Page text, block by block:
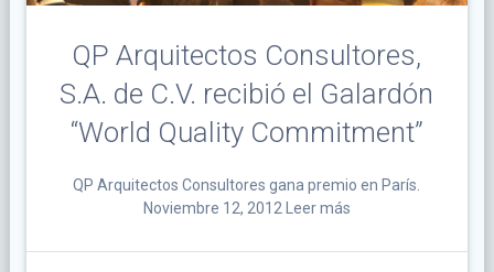
QP Arquitectos Consultores,
S.A. de C.V. recibió el Galardón
“World Quality Commitment”
QP Arquitectos Consultores gana premio en París.
Noviembre 12, 2012 Leer más